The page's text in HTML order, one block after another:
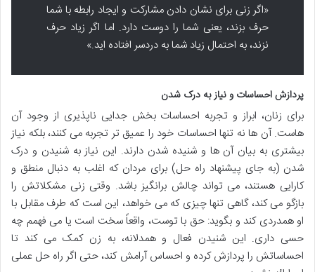
«اگر زنی برای نشان دادن مشارکت و ایجاد رابطه با شما
حرف بزند، یعنی شما را دوست دارد. اما اگر زیاد حرف
نزند، به احتمال زیاد شما به دردسر افتاده اید.»
پردازش احساسات و نیاز به درک شدن
برای زنان، ابراز و تجربه احساسات بخش جدایی ناپذیری از وجود آن
هاست. آن ها نه تنها احساسات خود را عمیق تر تجربه می کنند، بلکه نیاز
بیشتری به بیان آن ها و شنیده شدن دارند. این نیاز به شنیدن و درک
شدن (به جای پیشنهاد راه حل) برای مردان که اغلب به دنبال منطق و
کارایی هستند، می تواند چالش برانگیز باشد. وقتی زنی مشکلاتش را
بازگو می کند، گاهی تنها چیزی که می خواهد، این است که طرف مقابل با
او همدردی کند و بگوید: حق با توست، واقعاً سخت است یا می فهمم چه
حسی داری. این شنیدن فعال و همدلانه، به زن کمک می کند تا
احساساتش را پردازش کرده و احساس آرامش کند، حتی اگر راه حل عملی